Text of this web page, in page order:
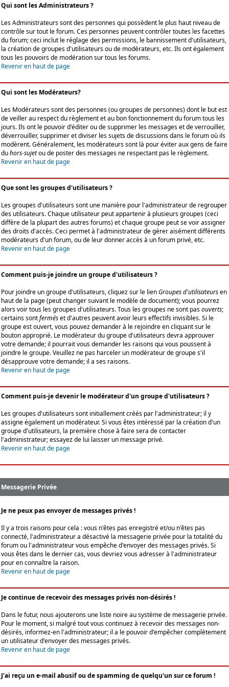
Qui sont les Administrateurs ?
Les Administrateurs sont des personnes qui possèdent le plus haut niveau de
contrôle sur tout le forum. Ces personnes peuvent contrôler toutes les facettes
du forum; ceci inclut le réglage des permissions, le bannissement d'utilisateurs,
la création de groupes d'utilisateurs ou de modérateurs, etc. Ils ont également
tous les pouvoirs de modération sur tous les forums.
Revenir en haut de page
Qui sont les Modérateurs?
Les Modérateurs sont des personnes (ou groupes de personnes) dont le but est
de veiller au respect du règlement et au bon fonctionnement du forum tous les
jours. Ils ont le pouvoir d'éditer ou de supprimer les messages et de verrouiller,
déverrouiller, supprimer et diviser les sujets de discussions dans le forum où ils
modèrent. Généralement, les modérateurs sont là pour éviter aux gens de faire
duhors-sujetou de poster des messages ne respectant pas le règlement.
Revenir en haut de page
Que sont les groupes d'utilisateurs ?
Les groupes d'utilisateurs sont une manière pour l'administrateur de regrouper
des utilisateurs. Chaque utilisateur peut appartenir à plusieurs groupes (ceci
diffère de la plupart des autres forums) et chaque groupe peut se voir assigner
des droits d'accès. Ceci permet à l'administrateur de gérer aisément différents
modérateurs d'un forum, ou de leur donner accès à un forum privé, etc.
Revenir en haut de page
Comment puis-je joindre un groupe d'utilisateurs ?
Pour joindre un groupe d'utilisateurs, cliquez sur le lienGroupes d'utilisateursen
haut de la page (peut changer suivant le modèle de document); vous pourrez
alors voir tous les groupes d'utilisateurs. Tous les groupes ne sont pasouverts;
certains sontferméset d'autres peuvent avoir leurs effectifs invisibles. Si le
groupe est ouvert, vous pouvez demander à le rejoindre en cliquant sur le
bouton approprié. Le modérateur du groupe d'utilisateurs devra approuver
votre demande; il pourrait vous demander les raisons qui vous poussent à
joindre le groupe. Veuillez ne pas harceler un modérateur de groupe s'il
désapprouve votre demande; il a ses raisons.
Revenir en haut de page
Comment puis-je devenir le modérateur d'un groupe d'utilisateurs ?
Les groupes d'utilisateurs sont initiallement créés par l'administrateur; il y
assigne également un modérateur. Si vous êtes intéressé par la création d'un
groupe d'utilisateurs, la première chose à faire sera de contacter
l'administrateur; essayez de lui laisser un message privé.
Revenir en haut de page
Messagerie Privée
Je ne peux pas envoyer de messages privés !
Il y a trois raisons pour cela : vous n'êtes pas enregistré et/ou n'êtes pas
connecté, l'administrateur a désactivé la messagerie privée pour la totalité du
forum ou l'administrateur vous empêche d'envoyer des messages privés. Si
vous êtes dans le dernier cas, vous devriez vous adresser à l'administrateur
pour en connaître la raison.
Revenir en haut de page
Je continue de recevoir des messages privés non-désirés !
Dans le futur, nous ajouterons une liste noire au système de messagerie privée.
Pour le moment, si malgré tout vous continuez à recevoir des messages non-
désirés, informez-en l'administrateur; il a le pouvoir d'empêcher complètement
un utilisateur d'envoyer des messages privés.
Revenir en haut de page
J'ai reçu un e-mail abusif ou de spamming de quelqu'un sur ce forum !